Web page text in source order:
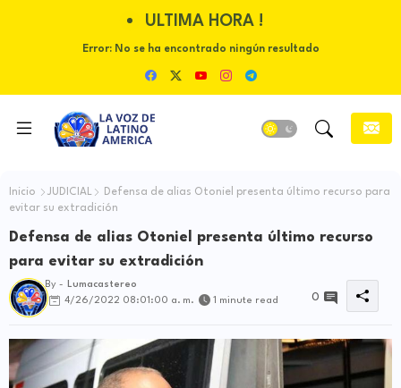
ULTIMA HORA !
Error:No se ha encontrado ningún resultado
Inicio JUDICIAL
Defensa de alias Otoniel presenta último recurso para
evitar su extradición
Defensa de alias Otoniel presenta último recurso
para evitar su extradición
By -
Lumacastereo
4/26/2022 08:01:00 a. m.
1 minute read 0